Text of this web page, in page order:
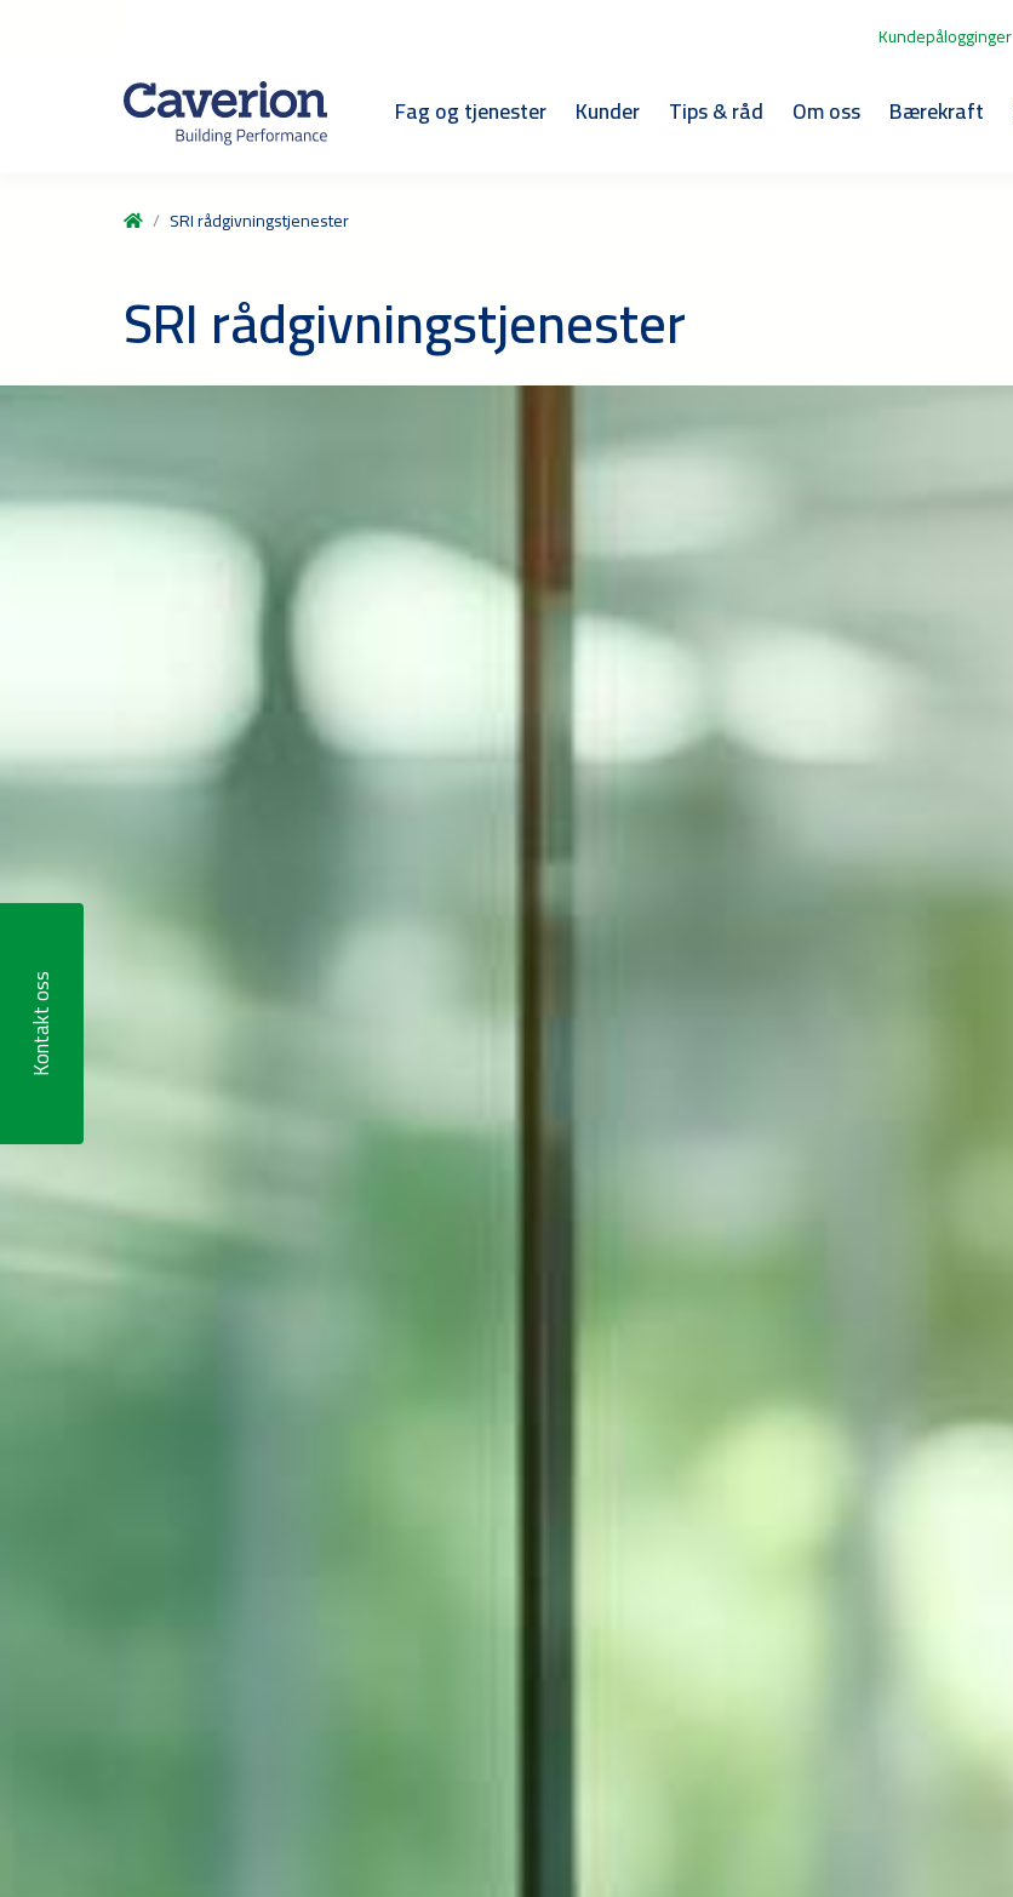
Kundepålogginger
Fag og tjenester Kunder Tips & råd Om oss Bærekraft
SRI rådgivningstjenester
SRI rådgivningstjenester
Kontakt oss